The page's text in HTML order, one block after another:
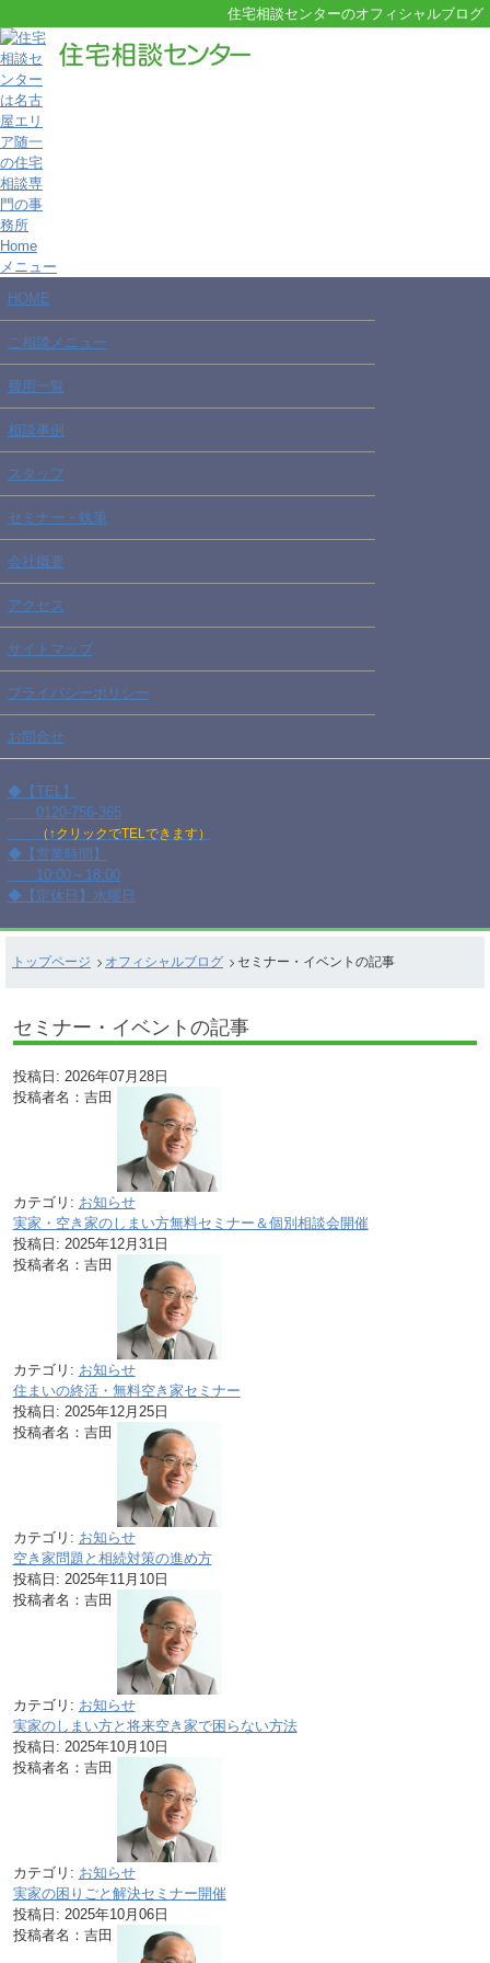
住宅相談センターのオフィシャルブログ
Home
メニュー
HOME
ご相談メニュー
費用一覧
相談事例
スタッフ
セミナー・執筆
会社概要
アクセス
サイトマップ
プライバシーポリシー
お問合せ
◆【TEL】
0120-756-365
（↑クリックでTELできます）
◆【営業時間】
10:00～18:00
◆【定休日】水曜日
トップページ オフィシャルブログ セミナー・イベントの記事
セミナー・イベントの記事
投稿日: 2026年07月28日
投稿者名：吉田
カテゴリ: お知らせ
実家・空き家のしまい方無料セミナー＆個別相談会開催
投稿日: 2025年12月31日
投稿者名：吉田
カテゴリ: お知らせ
住まいの終活・無料空き家セミナー
投稿日: 2025年12月25日
投稿者名：吉田
カテゴリ: お知らせ
空き家問題と相続対策の進め方
投稿日: 2025年11月10日
投稿者名：吉田
カテゴリ: お知らせ
実家のしまい方と将来空き家で困らない方法
投稿日: 2025年10月10日
投稿者名：吉田
カテゴリ: お知らせ
実家の困りごと解決セミナー開催
投稿日: 2025年10月06日
投稿者名：吉田